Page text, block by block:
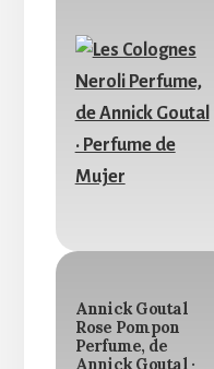
Annick Goutal
Rose Pompon
Perfume, de